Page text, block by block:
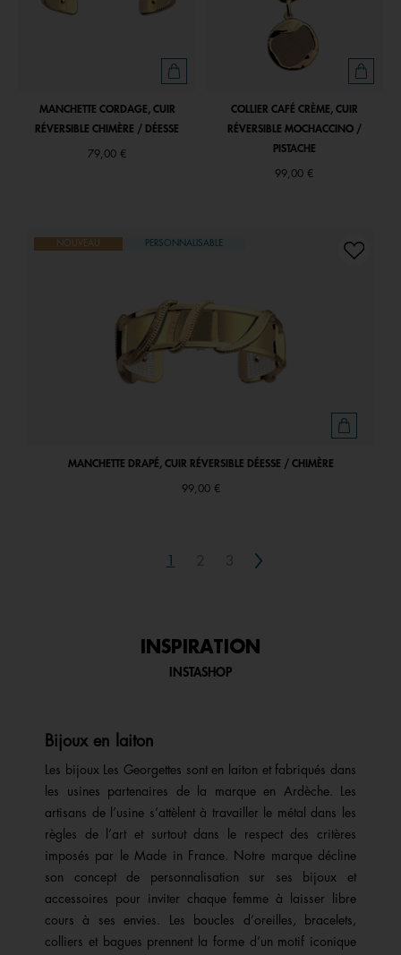
MANCHETTE CORDAGE, CUIR
RÉVERSIBLE CHIMÈRE / DÉESSE
79,00 €
COLLIER CAFÉ CRÈME, CUIR
RÉVERSIBLE MOCHACCINO /
PISTACHE
99,00 €
NOUVEAU PERSONNALISABLE
MANCHETTE DRAPÉ, CUIR RÉVERSIBLE DÉESSE / CHIMÈRE
99,00 €
Next
INSPIRATION
INSTASHOP
Bijoux en laiton
Les bijoux Les Georgettes sont en laiton et fabriqués dans
les usines partenaires de la marque en Ardèche. Les
artisans de l’usine s’attèlent à travailler le métal dans les
règles de l’art et surtout dans le respect des critères
imposés par le Made in France. Notre marque décline
son concept de personnalisation sur ses bijoux et
accessoires pour inviter chaque femme à laisser libre
cours à ses envies. Les boucles d’oreilles, bracelets,
colliers et bagues prennent la forme d’un motif iconique